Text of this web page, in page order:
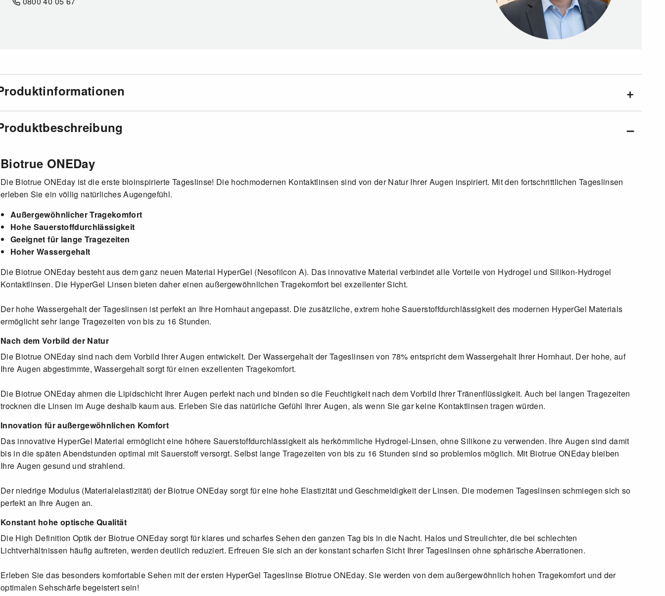
Biotrue ONEDay
Die Biotrue ONEday ist die erste bioinspirierte Tageslinse! Die hochmodernen Kontaktlinsen sind von der Natur Ihrer Augen inspiriert. Mit den fortschrittlichen Tageslinsen
erleben Sie ein völlig natürliches Augengefühl.
Außergewöhnlicher Tragekomfort
Hohe Sauerstoffdurchlässigkeit
Geeignet für lange Tragezeiten
Hoher Wassergehalt
Die Biotrue ONEday besteht aus dem ganz neuen Material HyperGel (Nesofilcon A). Das innovative Material verbindet alle Vorteile von Hydrogel und Silikon-Hydrogel
Kontaktlinsen. Die HyperGel Linsen bieten daher einen außergewöhnlichen Tragekomfort bei exzellenter Sicht.
Der hohe Wassergehalt der Tageslinsen ist perfekt an Ihre Hornhaut angepasst. Die zusätzliche, extrem hohe Sauerstoffdurchlässigkeit des modernen HyperGel Materials
ermöglicht sehr lange Tragezeiten von bis zu 16 Stunden.
Nach dem Vorbild der Natur
Die Biotrue ONEday sind nach dem Vorbild Ihrer Augen entwickelt. Der Wassergehalt der Tageslinsen von 78% entspricht dem Wassergehalt Ihrer Hornhaut. Der hohe, auf
Ihre Augen abgestimmte, Wassergehalt sorgt für einen exzellenten Tragekomfort.
Die Biotrue ONEday ahmen die Lipidschicht Ihrer Augen perfekt nach und binden so die Feuchtigkeit nach dem Vorbild Ihrer Tränenflüssigkeit. Auch bei langen Tragezeiten
trocknen die Linsen im Auge deshalb kaum aus. Erleben Sie das natürliche Gefühl Ihrer Augen, als wenn Sie gar keine Kontaktlinsen tragen würden.
Innovation für außergewöhnlichen Komfort
Das innovative HyperGel Material ermöglicht eine höhere Sauerstoffdurchlässigkeit als herkömmliche Hydrogel-Linsen, ohne Silikone zu verwenden. Ihre Augen sind damit
bis in die späten Abendstunden optimal mit Sauerstoff versorgt. Selbst lange Tragezeiten von bis zu 16 Stunden sind so problemlos möglich. Mit Biotrue ONEday bleiben
Ihre Augen gesund und strahlend.
Der niedrige Modulus (Materialelastizität) der Biotrue ONEday sorgt für eine hohe Elastizität und Geschmeidigkeit der Linsen. Die modernen Tageslinsen schmiegen sich so
perfekt an Ihre Augen an.
Konstant hohe optische Qualität
Die High Definition Optik der Biotrue ONEday sorgt für klares und scharfes Sehen den ganzen Tag bis in die Nacht. Halos und Streulichter, die bei schlechten
Lichtverhältnissen häufig auftreten, werden deutlich reduziert. Erfreuen Sie sich an der konstant scharfen Sicht Ihrer Tageslinsen ohne sphärische Aberrationen.
Erleben Sie das besonders komfortable Sehen mit der ersten HyperGel Tageslinse Biotrue ONEday. Sie werden von dem außergewöhnlich hohen Tragekomfort und der
optimalen Sehschärfe begeistert sein!